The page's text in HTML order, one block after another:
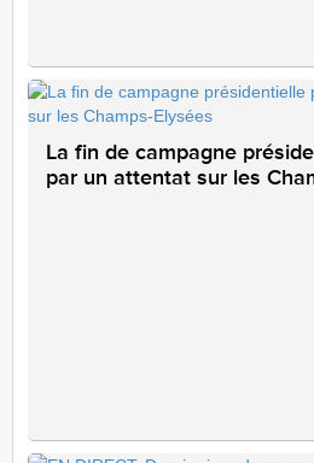
La fin de campagne
par un attentat sur les